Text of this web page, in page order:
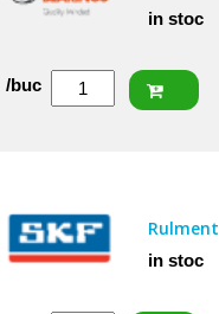
in stoc
Cantitate
/buc
Rulment
in stoc